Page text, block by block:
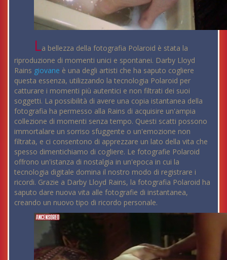
La bellezza della fotografia Polaroid è stata la
riproduzione di momenti unici e spontanei. Darby Lloyd
Rains giovane è una degli artisti che ha saputo cogliere
questa essenza, utilizzando la tecnologia Polaroid per
catturare i momenti più autentici e non filtrati dei suoi
soggetti. La possibilità di avere una copia istantanea della
fotografia ha permesso alla Rains di acquisire un'ampia
collezione di momenti senza tempo. Questi scatti possono
immortalare un sorriso sfuggente o un'emozione non
filtrata, e ci consentono di apprezzare un lato della vita che
spesso dimentichiamo di cogliere. Le fotografie Polaroid
offrono un'istanza di nostalgia in un'epoca in cui la
tecnologia digitale domina il nostro modo di registrare i
ricordi. Grazie a Darby Lloyd Rains, la fotografia Polaroid ha
saputo dare nuova vita alle fotografie di instantanea,
creando un nuovo tipo di ricordo personale.